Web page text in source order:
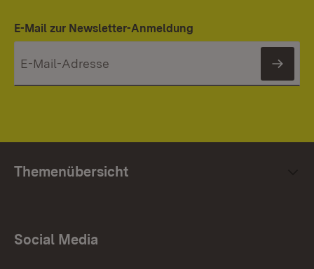
E-Mail zur Newsletter-Anmeldung
Themenübersicht
Social Media